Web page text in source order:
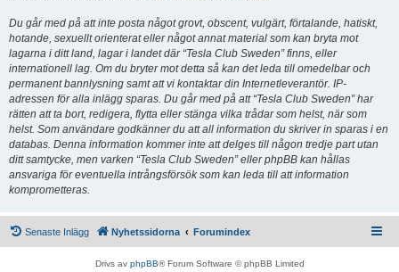
Du går med på att inte posta något grovt, obscent, vulgärt, förtalande, hatiskt,
hotande, sexuellt orienterat eller något annat material som kan bryta mot
lagarna i ditt land, lagar i landet där “Tesla Club Sweden” finns, eller
internationell lag. Om du bryter mot detta så kan det leda till omedelbar och
permanent bannlysning samt att vi kontaktar din Internetleverantör. IP-
adressen för alla inlägg sparas. Du går med på att “Tesla Club Sweden” har
rätten att ta bort, redigera, flytta eller stänga vilka trådar som helst, när som
helst. Som användare godkänner du att all information du skriver in sparas i en
databas. Denna information kommer inte att delges till någon tredje part utan
ditt samtycke, men varken “Tesla Club Sweden” eller phpBB kan hållas
ansvariga för eventuella intrångsförsök som kan leda till att information
komprometteras.
Senaste Inlägg Nyhetssidorna Forumindex
Drivs av phpBB® Forum Software © phpBB Limited